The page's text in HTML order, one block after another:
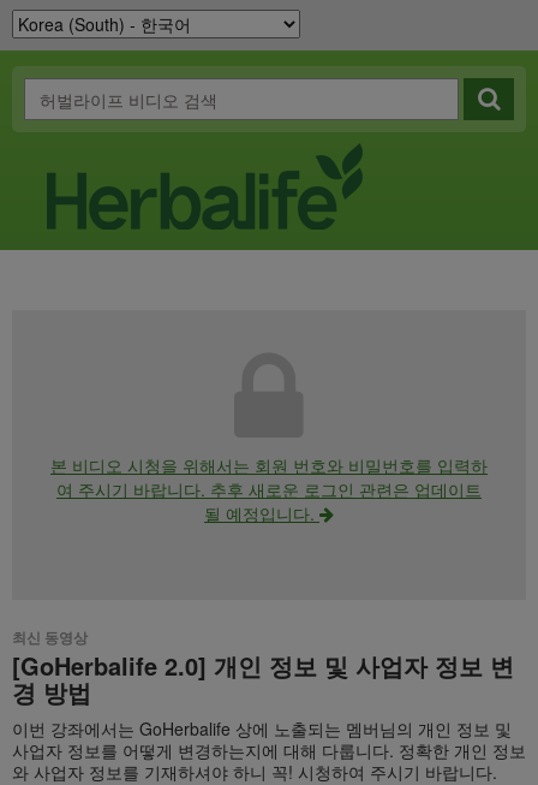
본 비디오 시청을 위해서는 회원 번호와 비밀번호를 입력하
여 주시기 바랍니다. 추후 새로운 로그인 관련은 업데이트
될 예정입니다.
최신 동영상
[GoHerbalife 2.0] 개인 정보 및 사업자 정보 변
경 방법
이번 강좌에서는 GoHerbalife 상에 노출되는 멤버님의 개인 정보 및
사업자 정보를 어떻게 변경하는지에 대해 다룹니다. 정확한 개인 정보
와 사업자 정보를 기재하셔야 하니 꼭! 시청하여 주시기 바랍니다.